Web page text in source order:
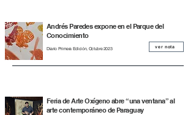
Andrés Paredes expone en el Parque del
Conocimiento
Diario Primera Edición, Octubre 2023 ver nota
Feria de Arte Oxígeno abre “una ventana” al
arte contemporáneo de Paraguay